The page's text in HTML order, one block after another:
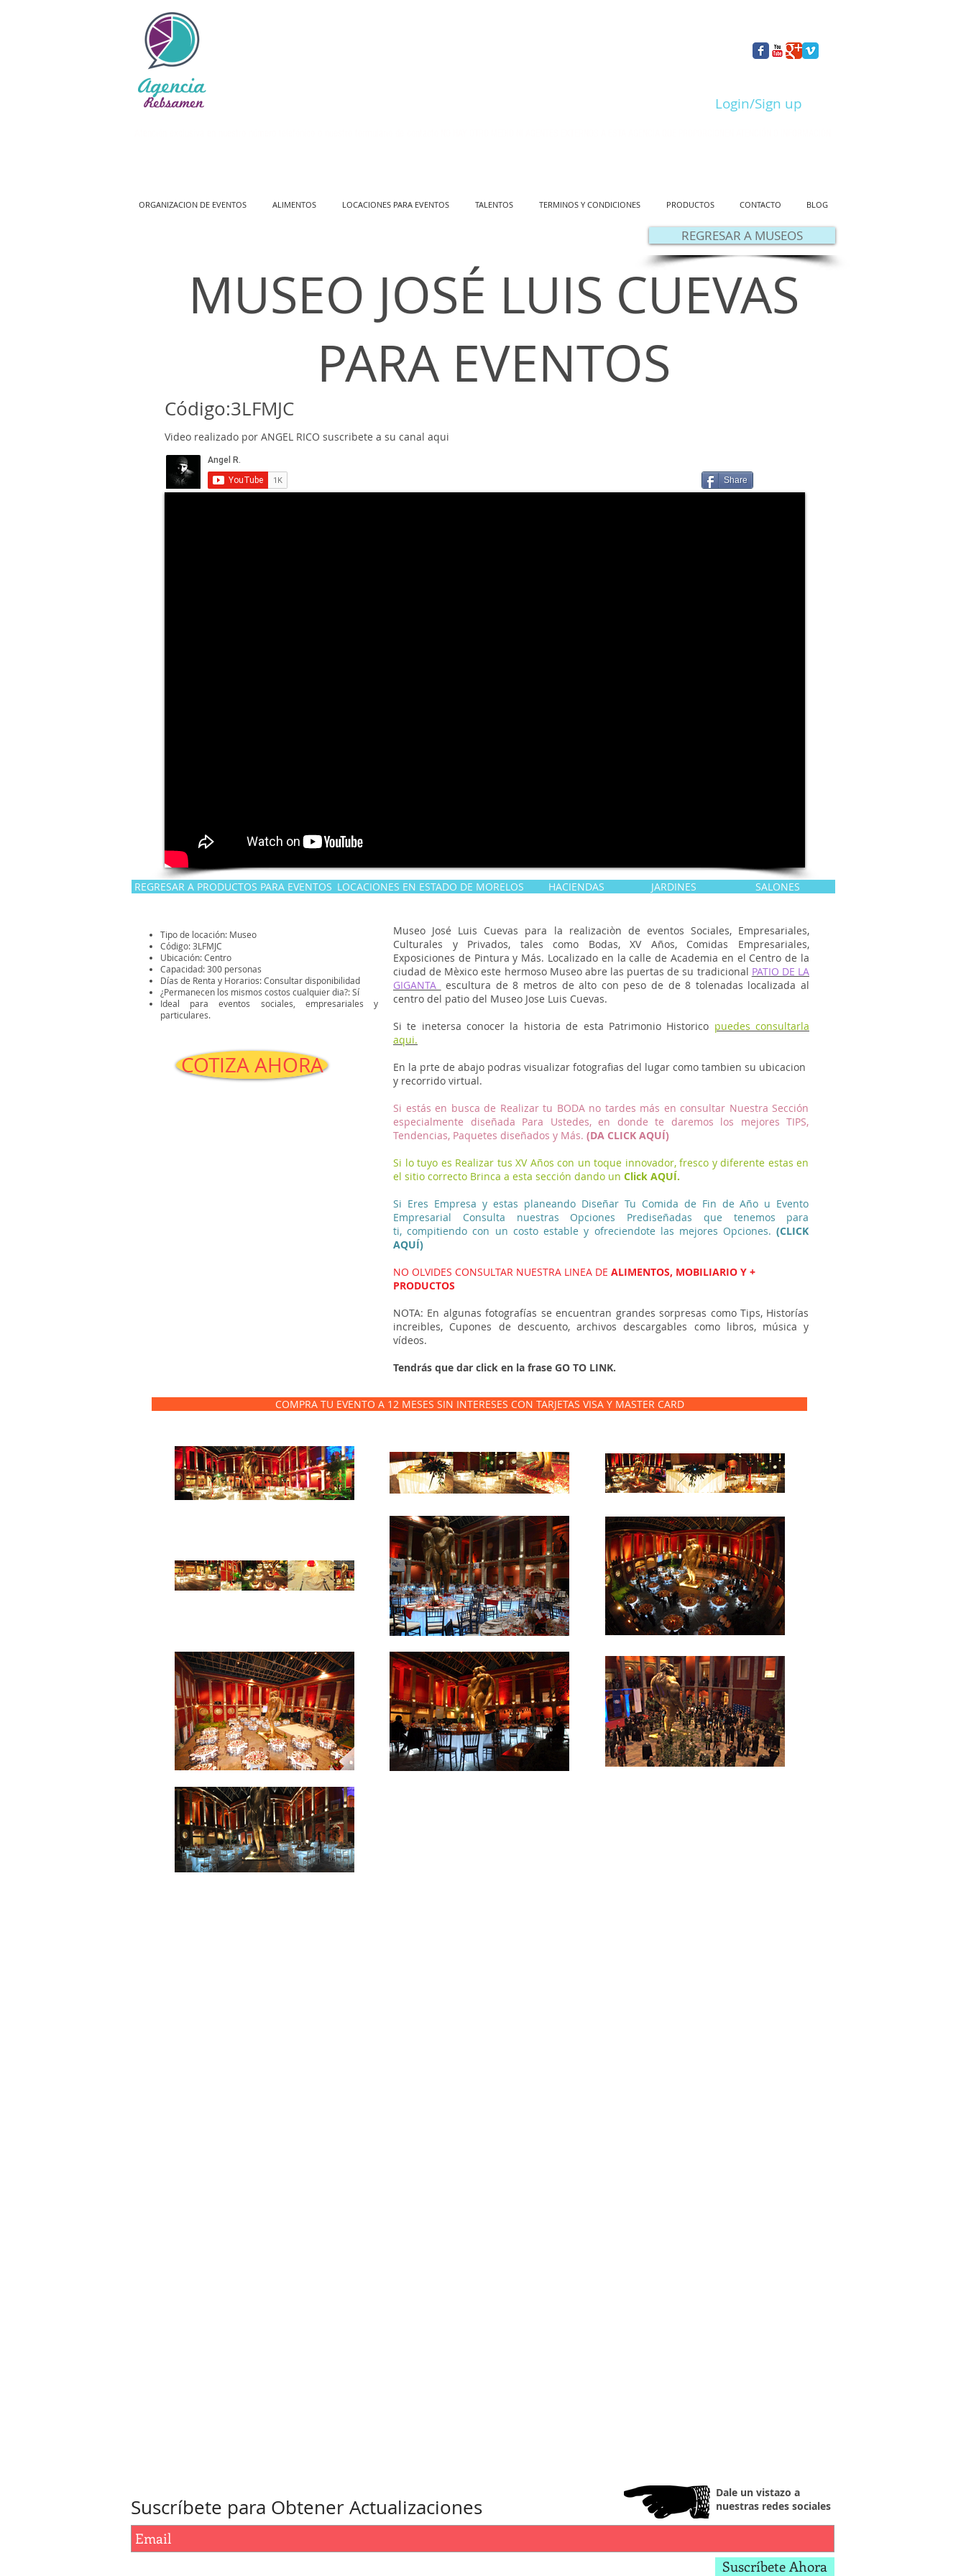
Login/Sign up
ORGANIZACION DE EVENTOS ALIMENTOS LOCACIONES PARA EVENTOS TALENTOS TERMINOS Y CONDICIONES PRODUCTOS CONTACTO BLOG
REGRESAR A MUSEOS
MUSEO JOSÉ LUIS CUEVAS
PARA EVENTOS
Código:3LFMJC
Video realizado por ANGEL RICO suscribete a su canal aqui
Share
REGRESAR A PRODUCTOS PARA EVENTOS LOCACIONES EN ESTADO DE MORELOS HACIENDAS JARDINES SALONES
Tipo de locación: Museo
Código: 3LFMJC
Ubicación: Centro
Capacidad: 300 personas
Días de Renta y Horarios: Consultar disponibilidad
¿Permanecen los mismos costos cualquier dia?: Sí
Ideal para eventos sociales, empresariales y
particulares.
Museo José Luis Cuevas para la realizaciòn de eventos Sociales, Empresariales,
Culturales y Privados, tales como Bodas, XV Años, Comidas Empresariales,
Exposiciones de Pintura y Más. Localizado en la calle de Academia en el Centro de la
ciudad de Mèxico este hermoso Museo abre las puertas de su tradicional PATIO DE LA
GIGANTA
escultura de 8 metros de alto con peso de de 8 tolenadas localizada al
centro del patio del Museo Jose Luis Cuevas.
Si te inetersa conocer la historia de esta Patrimonio Historico puedes consultarla
aqui.
En la prte de abajo podras visualizar fotografias del lugar como tambien su ubicacion
y recorrido virtual.
Si estás en busca de Realizar tu BODA no tardes más en consultar Nuestra Sección
especialmente diseñada Para Ustedes, en donde te daremos los mejores TIPS,
Tendencias, Paquetes diseñados y Más. (DA CLICK AQUÍ)
Si lo tuyo es Realizar tus XV Años con un toque innovador, fresco y diferente estasen
el sitio correcto Brinca a esta sección dando un Click AQUÍ.
Si Eres Empresa y estas planeando Diseñar Tu Comida de Fin de Año u Evento
Empresarial Consulta nuestras Opciones Prediseñadas que tenemos para
ti,compitiendo con un costo estable y ofreciendote las mejores Opciones.(CLICK
AQUÍ)
NO OLVIDES CONSULTAR NUESTRA LINEA DE ALIMENTOS, MOBILIARIO Y +
PRODUCTOS
NOTA: En algunas fotografías se encuentran grandes sorpresas como Tips, Historías
increibles, Cupones de descuento, archivos descargables como libros, música y
vídeos.
Tendrás que dar click en la frase GO TO LINK.
COTIZA AHORA
COMPRA TU EVENTO A 12 MESES SIN INTERESES CON TARJETAS VISA Y MASTER CARD
Dale un vistazo a
nuestras redes sociales
Suscríbete para Obtener Actualizaciones
Suscríbete Ahora